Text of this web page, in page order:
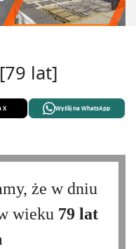
lat]
X Wyślij na WhatsApp
że w dniu
wieku 79 lat